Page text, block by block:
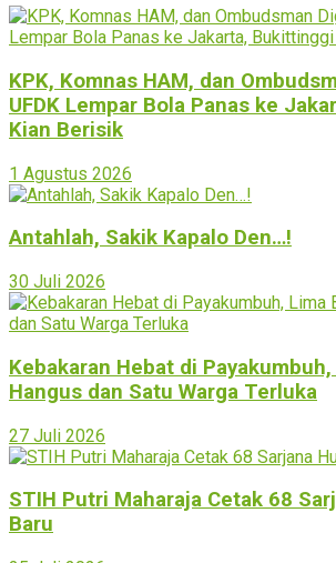
KPK, Komnas HAM, dan
UFDK Lempar Bola Panas ke
Kian Berisik
1 Agustus 2026
Antahlah, Sakik Kapalo Den…!
30 Juli 2026
Kebakaran Hebat di
Hangus dan Satu Warga Terluka
27 Juli 2026
STIH Putri Maharaja Cetak 68
Baru